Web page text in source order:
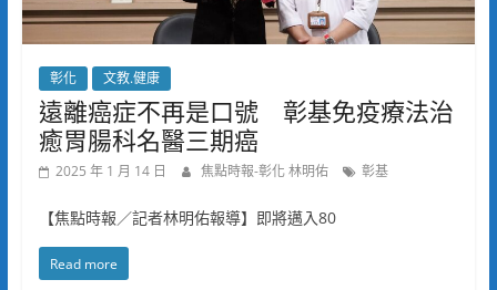
彰化 文教.健康
遠離癌症不再是口號 彰基免疫療法治
癒胃腸科名醫三期癌
2025 年 1 月 14 日 焦點時報-彰化 林明佑 彰基
【焦點時報／記者林明佑報導】即將邁入80
Read more